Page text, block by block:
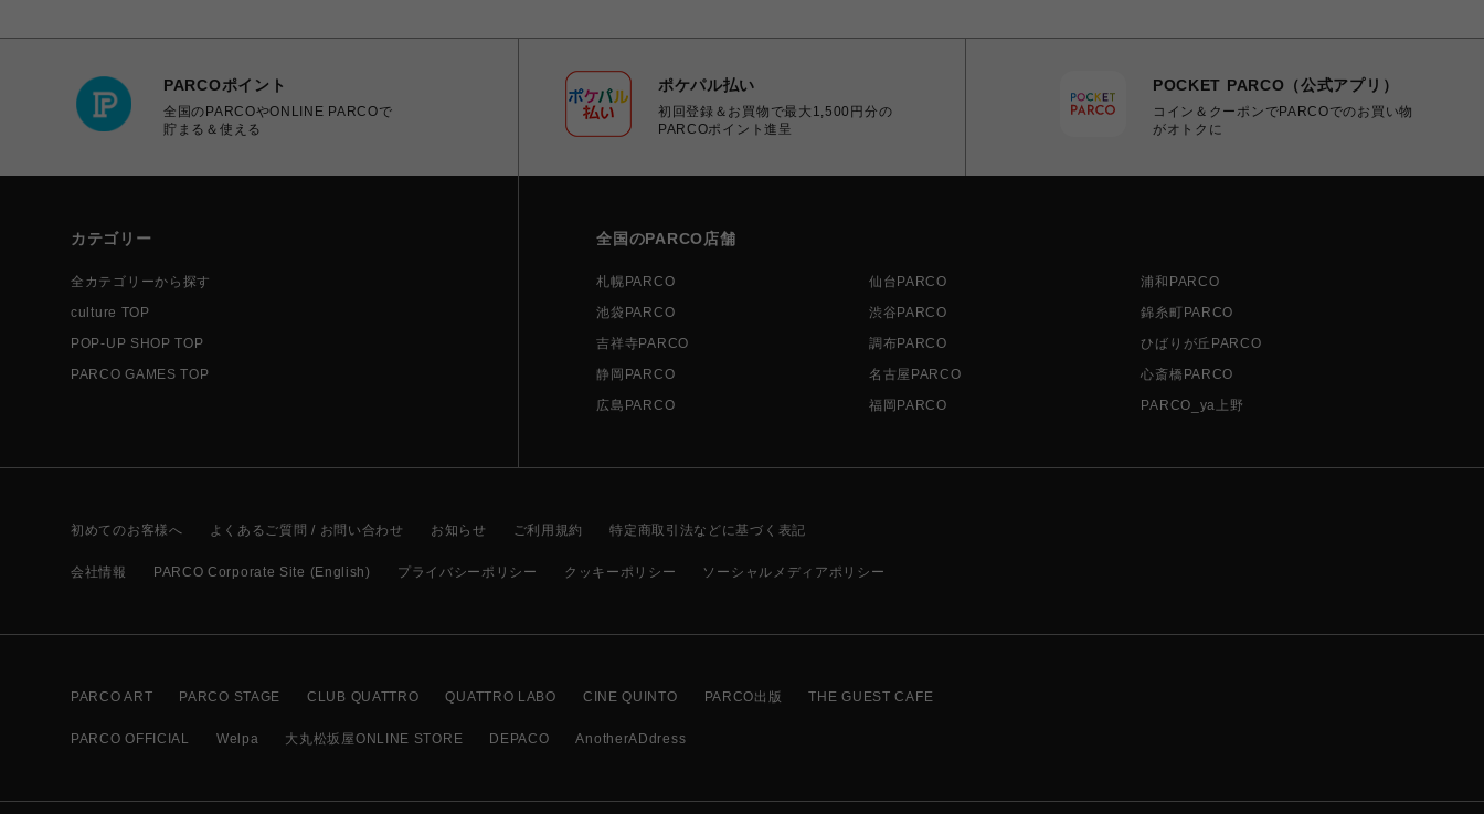
PARCOポイント
全国のPARCOやONLINE PARCOで
貯まる＆使える
ポケパル払い
初回登録＆お買物で最大1,500円分の
PARCOポイント進呈
POCKET PARCO（公式アプリ）
コイン＆クーポンでPARCOでのお買い物
がオトクに
カテゴリー
全カテゴリーから探す
culture TOP
POP-UP SHOP TOP
PARCO GAMES TOP
全国のPARCO店舗
札幌PARCO 仙台PARCO
浦和PARCO
池袋PARCO
渋谷PARCO
錦糸町PARCO
吉祥寺PARCO
調布PARCO
ひばりが丘PARCO
静岡PARCO
名古屋PARCO
心斎橋PARCO
広島PARCO
福岡PARCO PARCO_ya上野
初めてのお客様へ よくあるご質問 / お問い合わせ お知らせ ご利用規約 特定商取引法などに基づく表記
会社情報 PARCO Corporate Site (English) プライバシーポリシー クッキーポリシー ソーシャルメディアポリシー
PARCO ART PARCO STAGE CLUB QUATTRO QUATTRO LABO CINE QUINTO PARCO出版 THE GUEST CAFE
PARCO OFFICIAL Welpa 大丸松坂屋ONLINE STORE DEPACO AnotherADdress